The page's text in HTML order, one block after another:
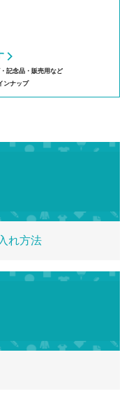
記念品・販売用など
ンナップ
れ方法